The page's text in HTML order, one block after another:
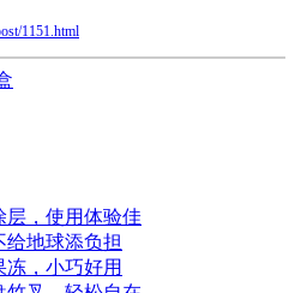
1151.html
层，使用体验佳
地球添负担
，小巧好用